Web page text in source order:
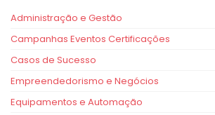
Administração e Gestão
Campanhas Eventos Certificações
Casos de Sucesso
Empreendedorismo e Negócios
Equipamentos e Automação